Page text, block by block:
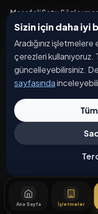
Sizin için daha iyi
Aradığınız işletmelere
çerezleri kullanıyoruz.
güncelleyebilirsiniz.
sayfasında
Ana Sayfa İşletmeler
Mesafeli Satış
İptal / İade Koşulları
Hizmet Şartları
Gizlilik Politikası
Üyelik Sözleşmesi
Kişisel Veri Koruma
© 2026 Bakırköy. Tüm